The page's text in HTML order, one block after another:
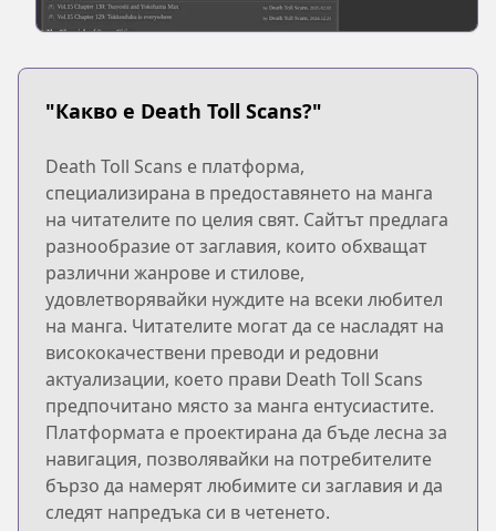
"Какво е Death Toll Scans?"
Death Toll Scans е платформа,
специализирана в предоставянето на манга
на читателите по целия свят. Сайтът предлага
разнообразие от заглавия, които обхващат
различни жанрове и стилове,
удовлетворявайки нуждите на всеки любител
на манга. Читателите могат да се насладят на
висококачествени преводи и редовни
актуализации, което прави Death Toll Scans
предпочитано място за манга ентусиастите.
Платформата е проектирана да бъде лесна за
навигация, позволявайки на потребителите
бързо да намерят любимите си заглавия и да
следят напредъка си в четенето.